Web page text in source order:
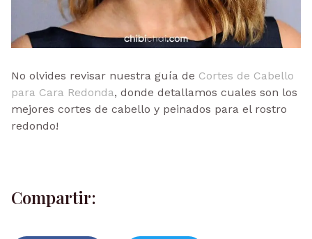
No olvides revisar nuestra guía de Cortes de Cabello
para Cara Redonda, donde detallamos cuales son los
mejores cortes de cabello y peinados para el rostro
redondo!
Compartir: